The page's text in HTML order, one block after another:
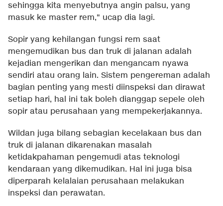
sehingga kita menyebutnya angin palsu, yang
masuk ke master rem," ucap dia lagi.
Sopir yang kehilangan fungsi rem saat
mengemudikan bus dan truk di jalanan adalah
kejadian mengerikan dan mengancam nyawa
sendiri atau orang lain. Sistem pengereman adalah
bagian penting yang mesti diinspeksi dan dirawat
setiap hari, hal ini tak boleh dianggap sepele oleh
sopir atau perusahaan yang mempekerjakannya.
Wildan juga bilang sebagian kecelakaan bus dan
truk di jalanan dikarenakan masalah
ketidakpahaman pengemudi atas teknologi
kendaraan yang dikemudikan. Hal ini juga bisa
diperparah kelalaian perusahaan melakukan
inspeksi dan perawatan.